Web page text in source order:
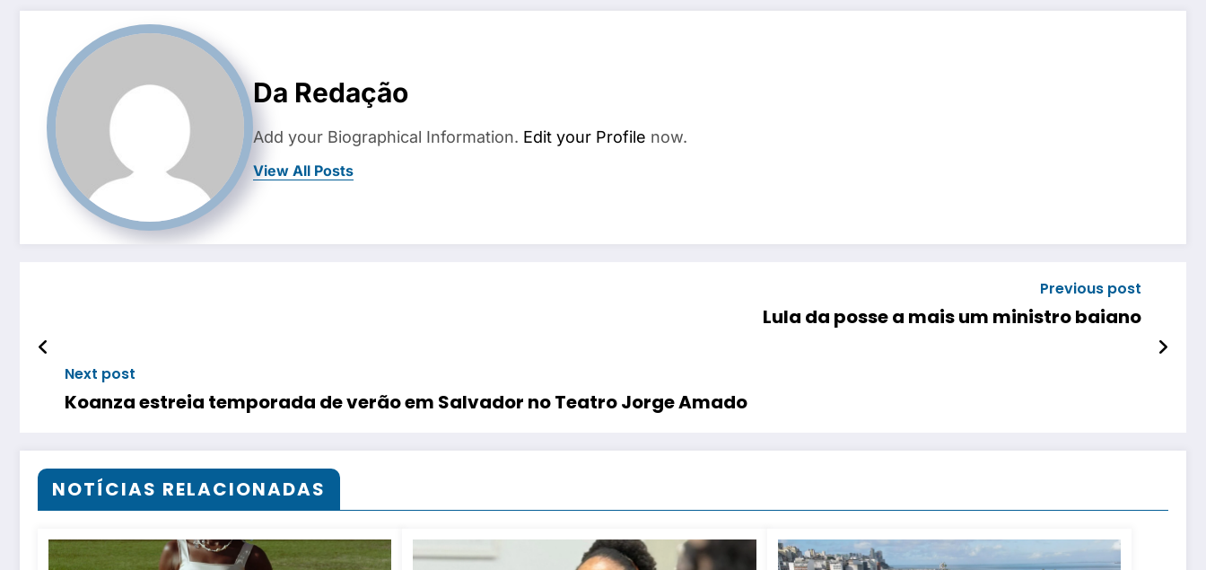
Da Redação
Add your Biographical Information. Edit your Profile now.
View All Posts
Previous post
Lula da posse a mais um ministro baiano
Next post
Koanza estreia temporada de verão em Salvador no Teatro Jorge Amado
NOTÍCIAS RELACIONADAS